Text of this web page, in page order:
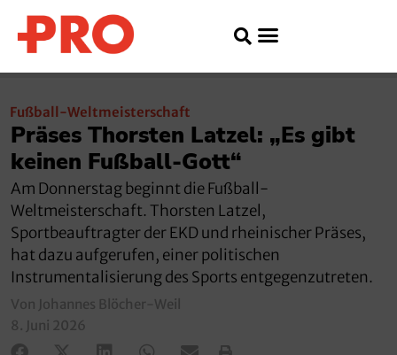
Fußball-Weltmeisterschaft
Präses Thorsten Latzel: „Es gibt
keinen Fußball-Gott“
Am Donnerstag beginnt die Fußball-
Weltmeisterschaft. Thorsten Latzel,
Sportbeauftragter der EKD und rheinischer Präses,
hat dazu aufgerufen, einer politischen
Instrumentalisierung des Sports entgegenzutreten.
Von Johannes Blöcher-Weil
8. Juni 2026